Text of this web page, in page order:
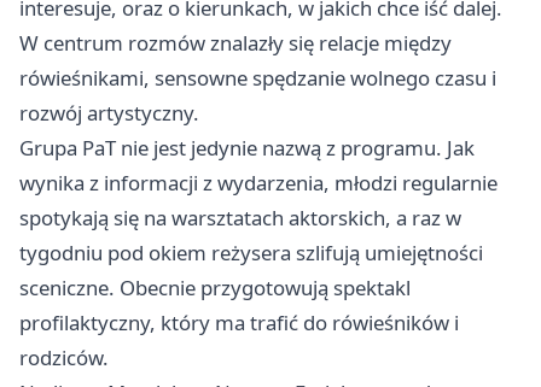
interesuje, oraz o kierunkach, w jakich chce iść dalej.
W centrum rozmów znalazły się relacje między
rówieśnikami, sensowne spędzanie wolnego czasu i
rozwój artystyczny.
Grupa PaT nie jest jedynie nazwą z programu. Jak
wynika z informacji z wydarzenia, młodzi regularnie
spotykają się na warsztatach aktorskich, a raz w
tygodniu pod okiem reżysera szlifują umiejętności
sceniczne. Obecnie przygotowują spektakl
profilaktyczny, który ma trafić do rówieśników i
rodziców.